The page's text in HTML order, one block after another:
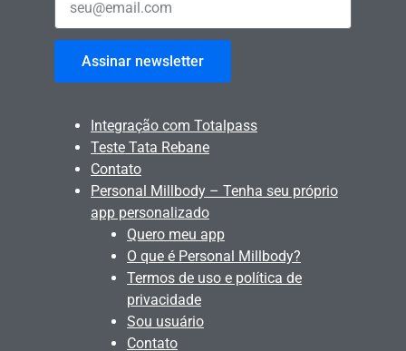
Assinar newsletter
Integração com Totalpass
Teste Tata Rebane
Contato
Personal Millbody – Tenha seu próprio
app personalizado
Quero meu app
O que é Personal Millbody?
Termos de uso e política de
privacidade
Sou usuário
Contato